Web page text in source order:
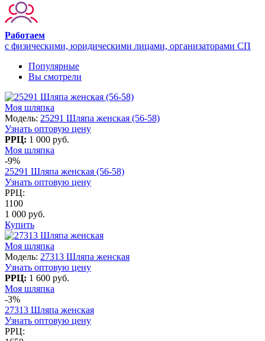
Работаем
с физическими, юридическими лицами, организаторами СП
Популярные
Вы смотрели
Моя шляпка
Модель: 25291 Шляпа женская (56-58)
Узнать оптовую цену
РРЦ: 1 000 руб.
Моя шляпка
-9%
25291 Шляпа женская (56-58)
Узнать оптовую цену
РРЦ:
1100
1 000 руб.
Купить
Моя шляпка
Модель: 27313 Шляпа женская
Узнать оптовую цену
РРЦ: 1 600 руб.
Моя шляпка
-3%
27313 Шляпа женская
Узнать оптовую цену
РРЦ: